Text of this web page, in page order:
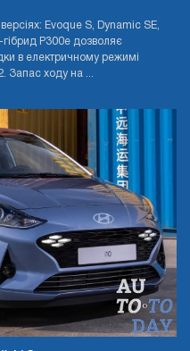
Evoque S, Dynamic SE,
P300e дозволяє
в електричному режимі
Запас ходу на ...